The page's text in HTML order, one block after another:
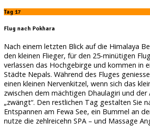
Tag 17
Flug nach Pokhara
Nach einem letzten Blick auf die Himalaya
den kleinen Flieger, für den 25-minütigen
verlassen das Hochgebirge und kommen in
Städte Nepals. Während des Fluges
einen kleinen Nervenkitzel, wenn sich das
zwischen dem mächtigen Dhaulagiri und der
„zwängt“. Den restlichen Tag gestalten Sie
Entspannen am Fewa See, ein Bummel an
nutze die zehlreicehn SPA – und Massage